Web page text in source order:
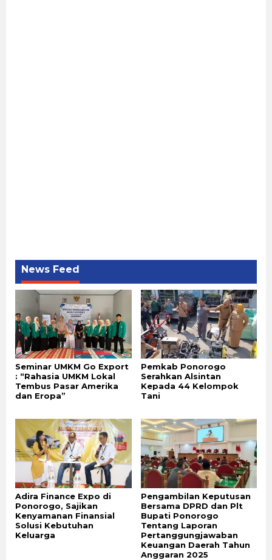
News Feed
Seminar UMKM Go Export
: “Rahasia UMKM Lokal
Tembus Pasar Amerika
dan Eropa”
Pemkab Ponorogo
Serahkan Alsintan
Kepada 44 Kelompok
Tani
Adira Finance Expo di
Ponorogo, Sajikan
Kenyamanan Finansial
Solusi Kebutuhan
Keluarga
Pengambilan Keputusan
Bersama DPRD dan Plt
Bupati Ponorogo
Tentang Laporan
Pertanggungjawaban
Keuangan Daerah Tahun
Anggaran 2025